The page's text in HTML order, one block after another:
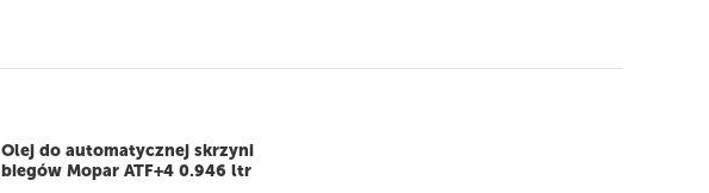
Olej do automatycznej skrzyni
biegów Mopar ATF+4 0.946 ltr